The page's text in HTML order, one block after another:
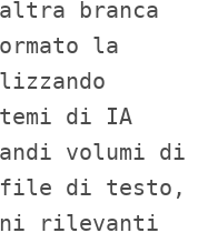
branca
la
di IA
volumi di
file di testo,
rilevanti